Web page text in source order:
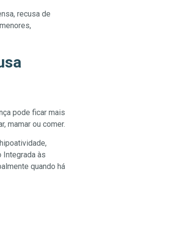
recusa de
pode ficar mais
mamar ou comer.
Integrada às
quando há